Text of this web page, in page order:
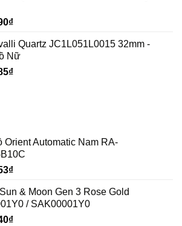
₫
Quartz JC1L051L0015 32mm -
Nữ
₫
Orient Automatic Nam RA-
₫
& Moon Gen 3 Rose Gold
/ SAK00001Y0
₫